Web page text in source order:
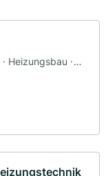
Heizungsbau ·